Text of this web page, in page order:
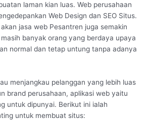
laman kian luas. Web perusahaan
Web Design dan SEO Situs.
jasa web Pesantren juga semakin
banyak orang yang berdaya upaya
normal dan tetap untung tanpa adanya
menjangkau pelanggan yang lebih luas
brand perusahaan, aplikasi web yaitu
untuk dipunyai. Berikut ini ialah
untuk membuat situs: